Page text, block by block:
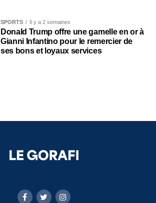
SPORTS Il y a 2 semaines
Donald Trump offre une gamelle en or à
Gianni Infantino pour le remercier de
ses bons et loyaux services